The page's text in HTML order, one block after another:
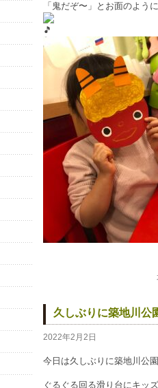
「鬼だぞ〜」とお面のよう
久しぶりに築地川公
2022年2月2日
今日は久しぶりに築地川公
ぐるぐる回る滑り台にキッ